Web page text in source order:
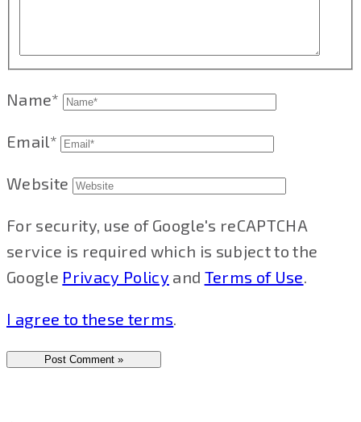
Name*
Email*
Website
For security, use of Google's reCAPTCHA
service is required which is subject to the
Google Privacy Policy and Terms of Use
I agree to these terms